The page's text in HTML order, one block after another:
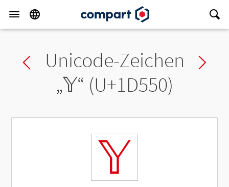
Previous char
Unicode-Zeichen
„𝕐“ (U+1D550)
𝕐